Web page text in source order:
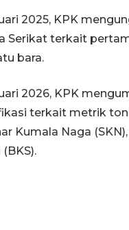
2025, KPK
Serikat terkait
bara.
2026, KPK
terkait metrik
Kumala Naga